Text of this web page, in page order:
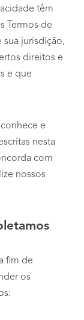
têm
Termos de
jurisdição,
direitos e
e que
e
nesta
com
nossos
fim de
os